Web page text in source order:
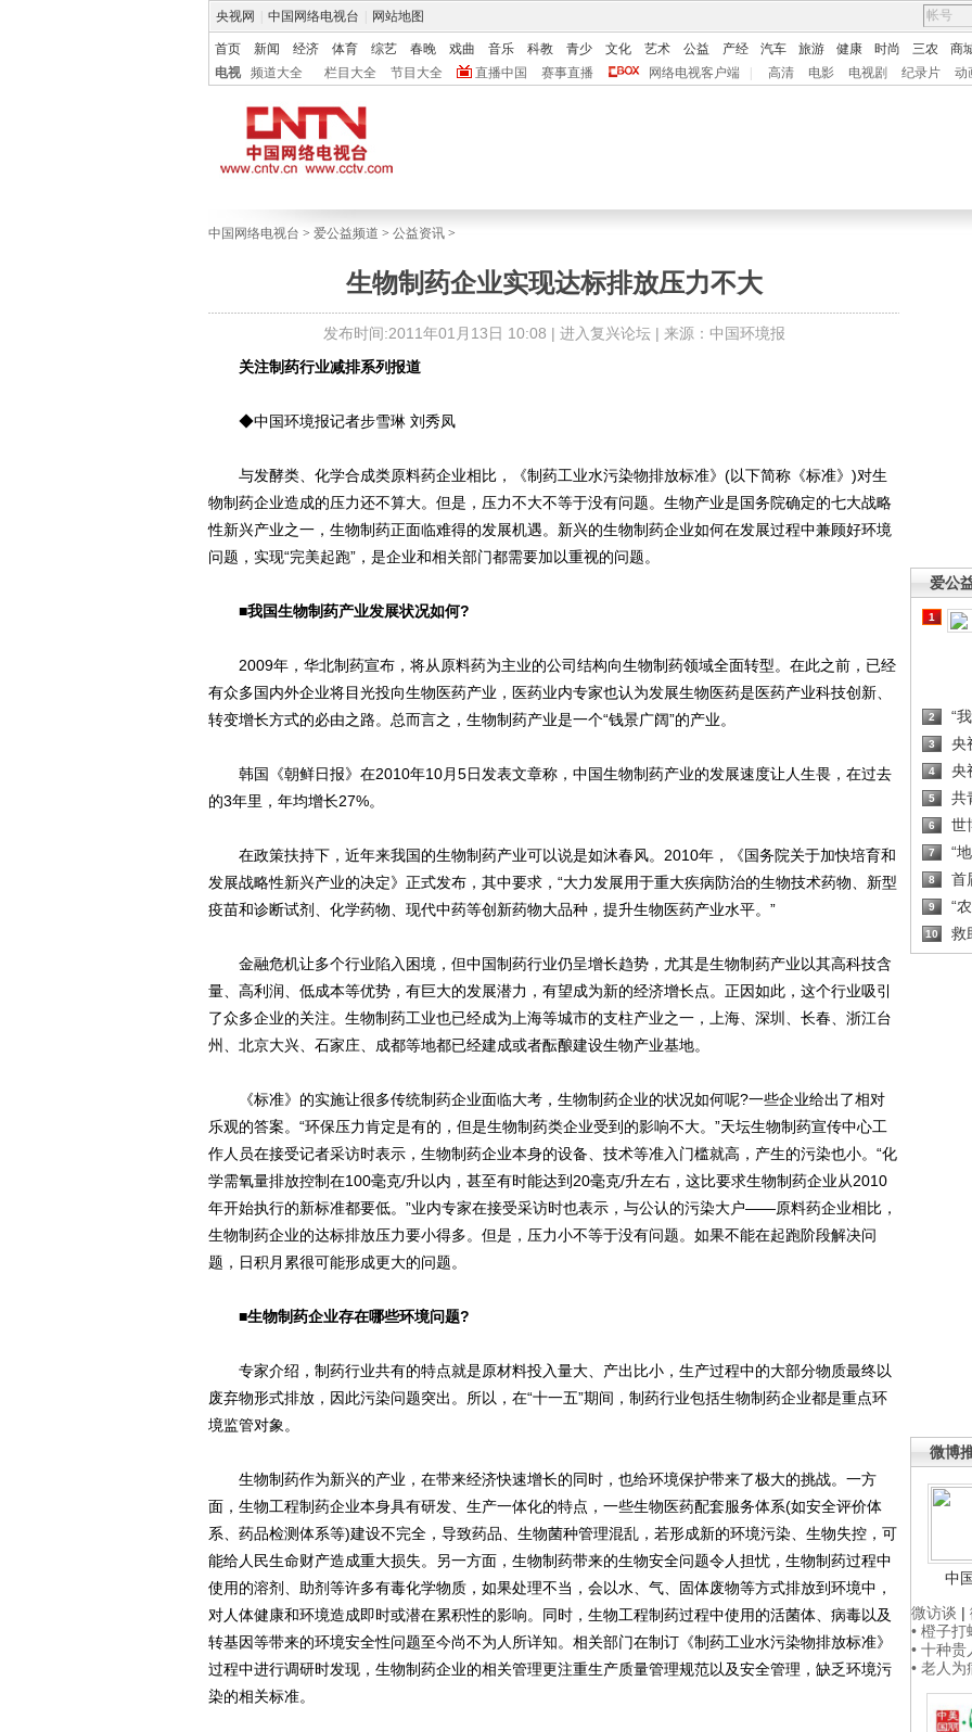
央视网 中国网络电视台 网站地图
首页 新闻 经济 体育 综艺 春晚 戏曲 音乐 科教 青少 文化 艺术 公益 产经 汽车 旅游 健康 时尚 三农 商
电视
频道大全 栏目大全 节目大全 直播中国 赛事直播 网络电视客户端 高清 电影 电视剧 纪录片 动
中国网络电视台 > 爱公益频道 > 公益资讯 >
生物制药企业实现达标排放压力不大
发布时间:2011年01月13日 10:08 | 进入复兴论坛| 来源：中国环境报
爱公
1
2 “
3 央
4 央
5 共
6 世
7 “
8 首
9 “
10 救
微博
中
微访谈 |
• 橙子打
• 十种
• 老人
关注制药行业减排系列报道
◆中国环境报记者步雪琳 刘秀凤
与发酵类、化学合成类原料药企业相比，《制药工业水污染物排放标准》(以下简称《标准》)对生
物制药企业造成的压力还不算大。但是，压力不大不等于没有问题。生物产业是国务院确定的七大战略
性新兴产业之一，生物制药正面临难得的发展机遇。新兴的生物制药企业如何在发展过程中兼顾好环境
问题，实现“完美起跑”，是企业和相关部门都需要加以重视的问题。
■我国生物制药产业发展状况如何?
2009年，华北制药宣布，将从原料药为主业的公司结构向生物制药领域全面转型。在此之前，已经
有众多国内外企业将目光投向生物医药产业，医药业内专家也认为发展生物医药是医药产业科技创新、
转变增长方式的必由之路。总而言之，生物制药产业是一个“钱景广阔”的产业。
韩国《朝鲜日报》在2010年10月5日发表文章称，中国生物制药产业的发展速度让人生畏，在过去
的3年里，年均增长27%。
在政策扶持下，近年来我国的生物制药产业可以说是如沐春风。2010年，《国务院关于加快培育和
发展战略性新兴产业的决定》正式发布，其中要求，“大力发展用于重大疾病防治的生物技术药物、新型
疫苗和诊断试剂、化学药物、现代中药等创新药物大品种，提升生物医药产业水平。”
金融危机让多个行业陷入困境，但中国制药行业仍呈增长趋势，尤其是生物制药产业以其高科技含
量、高利润、低成本等优势，有巨大的发展潜力，有望成为新的经济增长点。正因如此，这个行业吸引
了众多企业的关注。生物制药工业也已经成为上海等城市的支柱产业之一，上海、深圳、长春、浙江台
州、北京大兴、石家庄、成都等地都已经建成或者酝酿建设生物产业基地。
《标准》的实施让很多传统制药企业面临大考，生物制药企业的状况如何呢?一些企业给出了相对
乐观的答案。“环保压力肯定是有的，但是生物制药类企业受到的影响不大。”天坛生物制药宣传中心工
作人员在接受记者采访时表示，生物制药企业本身的设备、技术等准入门槛就高，产生的污染也小。“化
学需氧量排放控制在100毫克/升以内，甚至有时能达到20毫克/升左右，这比要求生物制药企业从2010
年开始执行的新标准都要低。”业内专家在接受采访时也表示，与公认的污染大户——原料药企业相比，
生物制药企业的达标排放压力要小得多。但是，压力小不等于没有问题。如果不能在起跑阶段解决问
题，日积月累很可能形成更大的问题。
■生物制药企业存在哪些环境问题?
专家介绍，制药行业共有的特点就是原材料投入量大、产出比小，生产过程中的大部分物质最终以
废弃物形式排放，因此污染问题突出。所以，在“十一五”期间，制药行业包括生物制药企业都是重点环
境监管对象。
生物制药作为新兴的产业，在带来经济快速增长的同时，也给环境保护带来了极大的挑战。一方
面，生物工程制药企业本身具有研发、生产一体化的特点，一些生物医药配套服务体系(如安全评价体
系、药品检测体系等)建设不完全，导致药品、生物菌种管理混乱，若形成新的环境污染、生物失控，可
能给人民生命财产造成重大损失。另一方面，生物制药带来的生物安全问题令人担忧，生物制药过程中
使用的溶剂、助剂等许多有毒化学物质，如果处理不当，会以水、气、固体废物等方式排放到环境中，
对人体健康和环境造成即时或潜在累积性的影响。同时，生物工程制药过程中使用的活菌体、病毒以及
转基因等带来的环境安全性问题至今尚不为人所详知。相关部门在制订《制药工业水污染物排放标准》
过程中进行调研时发现，生物制药企业的相关管理更注重生产质量管理规范以及安全管理，缺乏环境污
染的相关标准。